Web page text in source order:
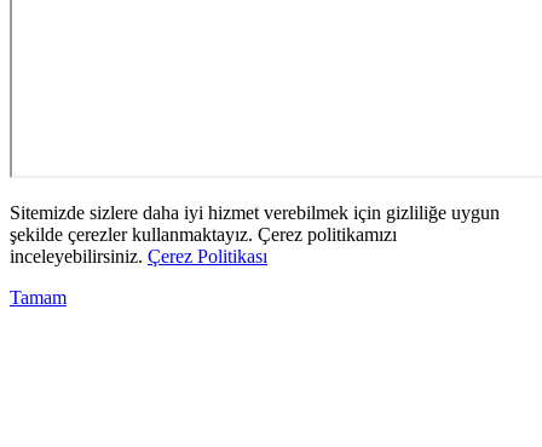
Sitemizde sizlere daha iyi hizmet verebilmek için gizliliğe uygun
şekilde çerezler kullanmaktayız. Çerez politikamızı
inceleyebilirsiniz. Çerez Politikası
Tamam